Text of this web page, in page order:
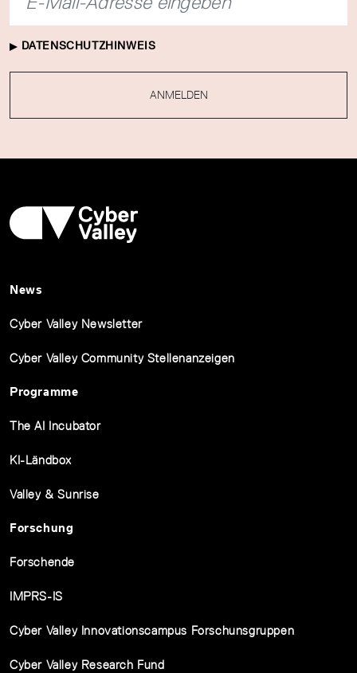
DATENSCHUTZHINWEIS
ANMELDEN
News
Cyber Valley Newsletter
Cyber Valley Community Stellenanzeigen
Programme
The AI Incubator
KI-Ländbox
Valley & Sunrise
Forschung
Forschende
IMPRS-IS
Cyber Valley Innovationscampus Forschunsgruppen
Cyber Valley Research Fund